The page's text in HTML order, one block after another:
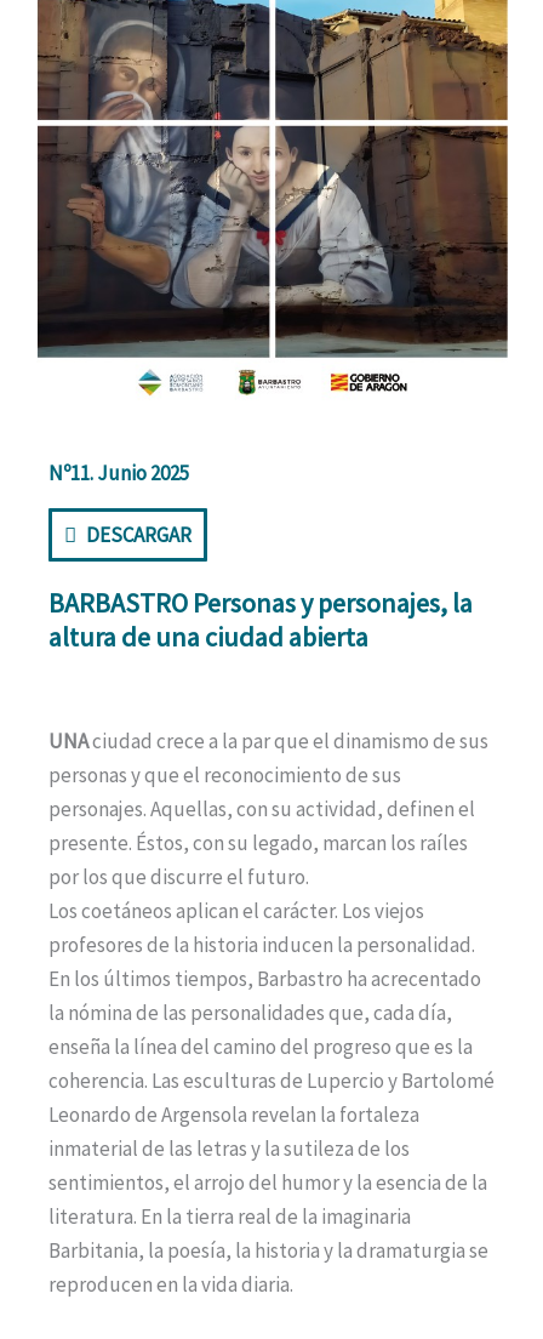
Nº11. Junio 2025
DESCARGAR
BARBASTRO Personas y personajes, la
altura de una ciudad abierta
UNAciudad crece a la par que el dinamismo de sus
personas y que el reconocimiento de sus
personajes. Aquellas, con su actividad, definen el
presente. Éstos, con su legado, marcan los raíles
por los que discurre el futuro.
Los coetáneos aplican el carácter. Los viejos
profesores de la historia inducen la personalidad.
En los últimos tiempos, Barbastro ha acrecentado
la nómina de las personalidades que, cada día,
enseña la línea del camino del progreso que es la
coherencia. Las esculturas de Lupercio y Bartolomé
Leonardo de Argensola revelan la fortaleza
inmaterial de las letras y la sutileza de los
sentimientos, el arrojo del humor y la esencia de la
literatura. En la tierra real de la imaginaria
Barbitania, la poesía, la historia y la dramaturgia se
reproducen en la vida diaria.